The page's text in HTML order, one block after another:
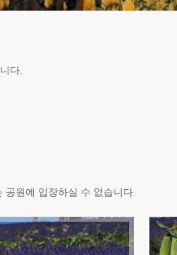
다.
원에 입장하실 수 없습니다.